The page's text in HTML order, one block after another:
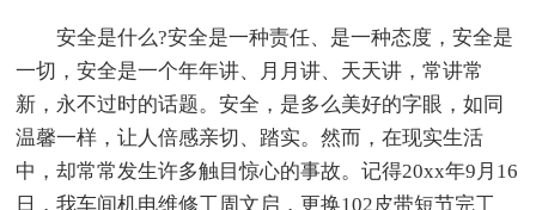
安全是什么?安全是一种责任、是一种态度，安全是
一切，安全是一个年年讲、月月讲、天天讲，常讲常
新，永不过时的话题。安全，是多么美好的字眼，如同
温馨一样，让人倍感亲切、踏实。然而，在现实生活
中，却常常发生许多触目惊心的事故。记得20xx年9月16
日，我车间机电维修工周文启，更换102皮带短节完工